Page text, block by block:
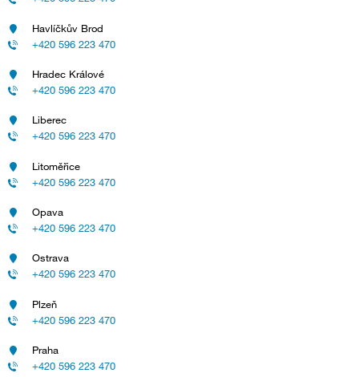
Havlíčkův Brod
+420 596 223 470
Hradec Králové
+420 596 223 470
Liberec
+420 596 223 470
Litoměřice
+420 596 223 470
Opava
+420 596 223 470
Ostrava
+420 596 223 470
Plzeň
+420 596 223 470
Praha
+420 596 223 470